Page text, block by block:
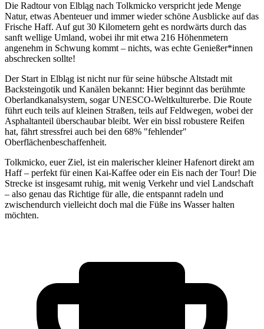
Die Radtour von Elbląg nach Tolkmicko verspricht jede Menge
Natur, etwas Abenteuer und immer wieder schöne Ausblicke auf das
Frische Haff. Auf gut 30 Kilometern geht es nordwärts durch das
sanft wellige Umland, wobei ihr mit etwa 216 Höhenmetern
angenehm in Schwung kommt – nichts, was echte Genießer*innen
abschrecken sollte!
Der Start in Elbląg ist nicht nur für seine hübsche Altstadt mit
Backsteingotik und Kanälen bekannt: Hier beginnt das berühmte
Oberlandkanalsystem, sogar UNESCO-Weltkulturerbe. Die Route
führt euch teils auf kleinen Straßen, teils auf Feldwegen, wobei der
Asphaltanteil überschaubar bleibt. Wer ein bissl robustere Reifen
hat, fährt stressfrei auch bei den 68% "fehlender"
Oberflächenbeschaffenheit.
Tolkmicko, euer Ziel, ist ein malerischer kleiner Hafenort direkt am
Haff – perfekt für einen Kai-Kaffee oder ein Eis nach der Tour! Die
Strecke ist insgesamt ruhig, mit wenig Verkehr und viel Landschaft
– also genau das Richtige für alle, die entspannt radeln und
zwischendurch vielleicht doch mal die Füße ins Wasser halten
möchten.